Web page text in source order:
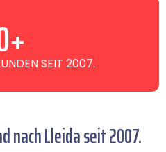
SEIT 2007.
+
nach Lleida seit 2007.